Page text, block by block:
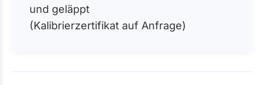
und geläppt
(Kalibrierzertifikat auf Anfrage)